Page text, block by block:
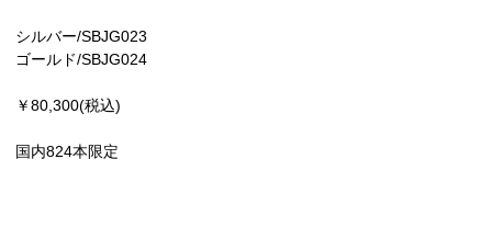
シルバー/SBJG023
ゴールド/SBJG024
￥80,300(税込)
国内824本限定